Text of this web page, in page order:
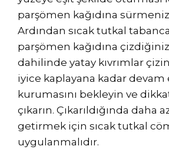
parşömen kağıdına
Ardından sıcak tutkal
parşömen kağıdına çizdiğiniz
dahilinde yatay kıvrımlar
iyice kaplayana kadar devam
kurumasını bekleyin ve
çıkarın. Çıkarıldığında daha
getirmek için sıcak tutkal
uygulanmalıdır.